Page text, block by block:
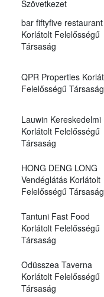
Szövetkezet
bar fiftyfive restaurant
Korlátolt Felelősségű
Társaság
QPR Properties
Felelősségű Társaság
Lauwin Kereskedelmi
Korlátolt Felelősségű
Társaság
HONG DENG LONG
Vendéglátás Korlátolt
Felelősségű Társaság
Tantuni Fast Food
Korlátolt Felelősségű
Társaság
Odüsszea Taverna
Korlátolt Felelősségű
Társaság